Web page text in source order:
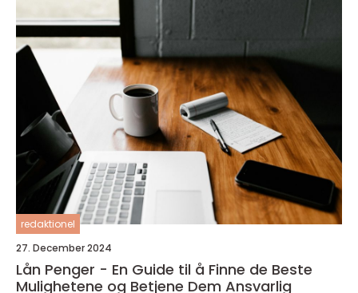
redaktionel
27. December 2024
Lån Penger - En Guide til å Finne de Beste
Mulighetene og Betjene Dem Ansvarlig